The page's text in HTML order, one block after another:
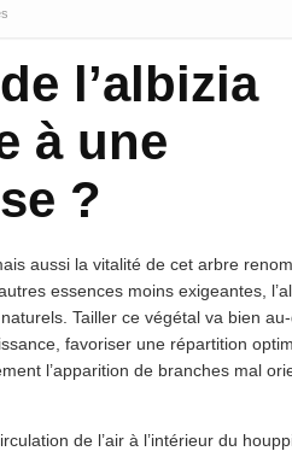
l’albizia
à une
?
aussi la vitalité de cet arbre
essences moins exigeantes,
Tailler ce végétal va bien
favoriser une répartition
l’apparition de branches mal
de l’air à l’intérieur du